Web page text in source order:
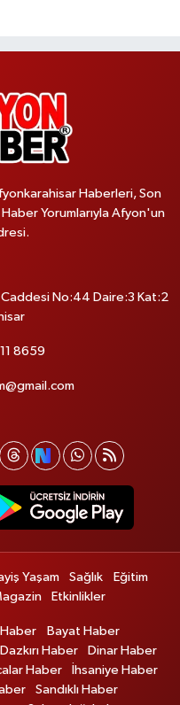
Haberleri, Son
Yorumlarıyla Afyon'un
Caddesi No:44 Daire:3 Kat:2
8659
Yaşam Sağlık
Eğitim
Etkinlikler
Haber
Bayat Haber
Dazkırı Haber
Dinar Haber
Haber
İhsaniye Haber
Sandıklı Haber